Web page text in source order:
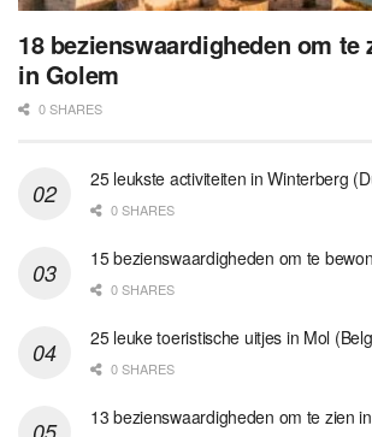
18 bezienswaardigheden om te
in Golem
0 SHARES
25 leukste activiteiten in Winterberg
0 SHARES
15 bezienswaardigheden om te
0 SHARES
25 leuke toeristische uitjes in Mol
0 SHARES
13 bezienswaardigheden om te zien